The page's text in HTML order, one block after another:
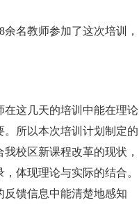
名教师参加了这次培训，
这几天的培训中能在理论
所以本次培训计划制定的
校区新课程改革的现状，
体现理论与实际的结合。
馈信息中能清楚地感知